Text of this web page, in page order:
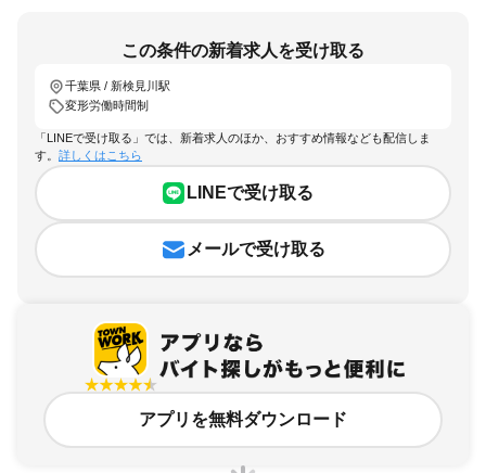
この条件の新着求人を受け取る
千葉県 / 新検見川駅
変形労働時間制
「LINEで受け取る」では、新着求人のほか、おすすめ情報なども配信しま
す。 詳しくはこちら
LINEで受け取る
メールで受け取る
アプリを無料ダウンロード